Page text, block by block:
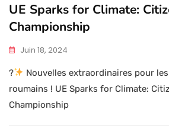
UE Sparks for Climate:
Championship
Juin 18, 2024
?
Nouvelles extraordinaires pour
roumains ! UE Sparks for Climate:
Championship